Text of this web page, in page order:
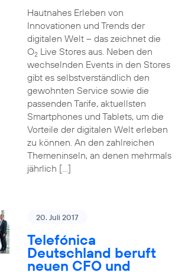
Hautnahes Erleben von
Innovationen und Trends der
digitalen Welt – das zeichnet die
O2Live Stores aus. Neben den
wechselnden Events in den Stores
gibt es selbstverständlich den
gewohnten Service sowie die
passenden Tarife, aktuellsten
Smartphones und Tablets, um die
Vorteile der digitalen Welt erleben
zu können. An den zahlreichen
Themeninseln, an denen mehrmals
jährlich […]
20. Juli 2017
Telefónica
Deutschland beruft
neuen CFO und